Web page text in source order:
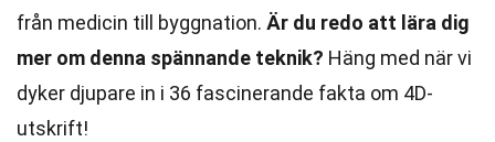
från medicin till byggnation. Är du redo att lära dig
mer om denna spännande teknik? Häng med när vi
dyker djupare in i 36 fascinerande fakta om 4D-
utskrift!